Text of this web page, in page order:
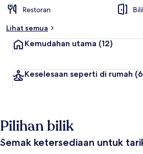
Restoran
Lihat semua
Kemudahan utama (12)
Keselesaan seperti di rumah
Pilihan bilik
Semak ketersediaan untuk